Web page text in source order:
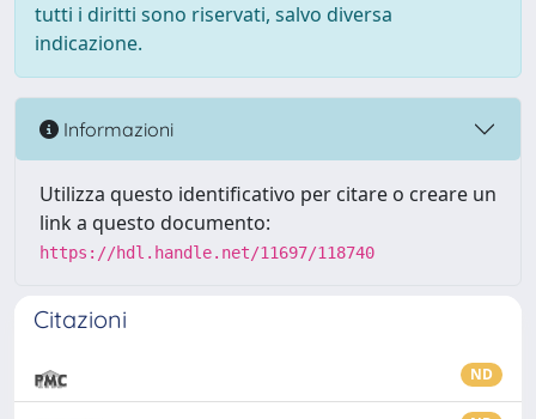
tutti i diritti sono riservati, salvo diversa
indicazione.
Informazioni
Utilizza questo identificativo per citare o creare un
link a questo documento:
https://hdl.handle.net/11697/118740
Citazioni
ND